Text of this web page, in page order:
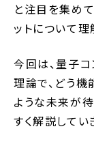
と注目を集め
ットについて理
今回は、量子
理論で、どう機
ような未来が
すく解説してい